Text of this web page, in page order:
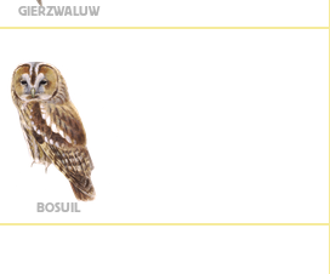
GIERZWALUW
BOSUIL